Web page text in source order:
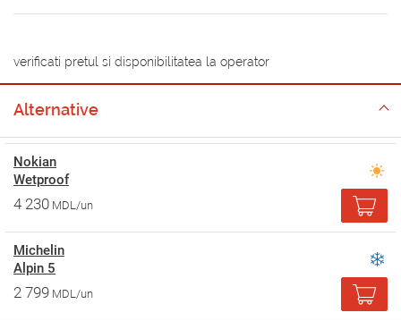
verificati pretul si disponibilitatea la operator
Alternative
Nokian
Wetproof
4 230 MDL/un
Michelin
Alpin 5
2 799 MDL/un